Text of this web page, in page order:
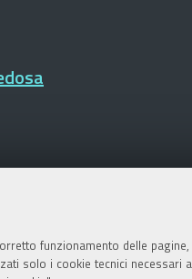
funzionamento delle
solo i cookie tecnici